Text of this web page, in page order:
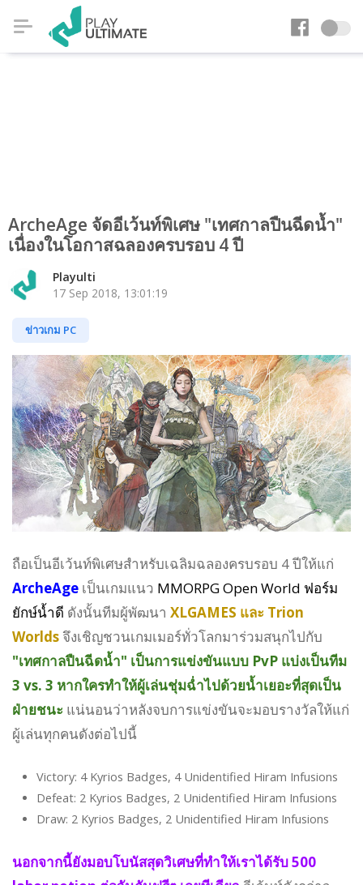
ArcheAge จัดอีเว้นท์พิเศษ "เทศกาลปืนฉีดน้ำ"
เนื่องในโอกาสฉลองครบรอบ 4 ปี
Playulti
17 Sep 2018, 13:01:19
ข่าวเกม PC
ถือเป็นอีเว้นท์พิเศษสำหรับเฉลิมฉลองครบรอบ 4 ปีให้แก่
ArcheAge เป็นเกมแนว MMORPG Open World ฟอร์ม
ยักษ์น้ำดี ดังนั้นทีมผู้พัฒนา XLGAMES และ Trion
Worldsจึงเชิญชวนเกมเมอร์ทั่วโลกมาร่วมสนุกไปกับ
"เทศกาลปืนฉีดน้ำ" เป็นการแข่งขันแบบ PvP แบ่งเป็นทีม
3 vs. 3 หากใครทำให้ผู้เล่นชุ่มฉ่ำไปด้วยน้ำเยอะที่สุดเป็น
ฝ่ายชนะ แน่นอนว่าหลังจบการแข่งขันจะมอบรางวัลให้แก่
ผู้เล่นทุกคนดังต่อไปนี้
Victory: 4 Kyrios Badges, 4 Unidentified Hiram Infusions
Defeat: 2 Kyrios Badges, 2 Unidentified Hiram Infusions
Draw: 2 Kyrios Badges, 2 Unidentified Hiram Infusions
นอกจากนี้ยังมอบโบนัสสุดวิเศษที่ทำให้เราได้รับ 500